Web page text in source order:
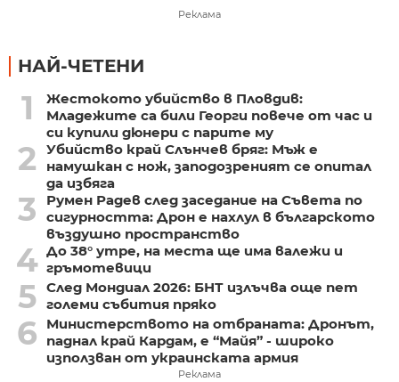
Реклама
НАЙ-ЧЕТЕНИ
1
Жестокото убийство в Пловдив:
Младежите са били Георги повече от час и
си купили дюнери с парите му
2
Убийство край Слънчев бряг: Мъж е
намушкан с нож, заподозреният се опитал
да избяга
3
Румен Радев след заседание на Съвета по
сигурността: Дрон е нахлул в българското
въздушно пространство
4 До 38° утре, на места ще има валежи и
гръмотевици
5 След Мондиал 2026: БНТ излъчва още пет
големи събития пряко
6
Министерството на отбраната: Дронът,
паднал край Кардам, е “Майя” - широко
използван от украинската армия
Реклама